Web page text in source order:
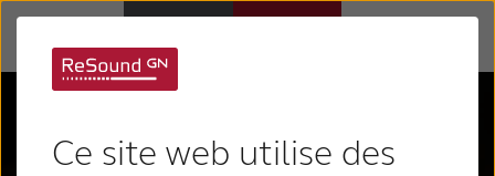
Ce site web utilise des